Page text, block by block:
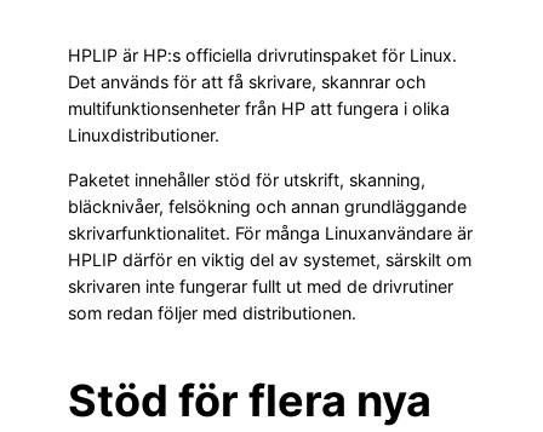
HPLIP är HP:s officiella drivrutinspaket för Linux.
Det används för att få skrivare, skannrar och
multifunktionsenheter från HP att fungera i olika
Linuxdistributioner.
Paketet innehåller stöd för utskrift, skanning,
bläcknivåer, felsökning och annan grundläggande
skrivarfunktionalitet. För många Linuxanvändare är
HPLIP därför en viktig del av systemet, särskilt om
skrivaren inte fungerar fullt ut med de drivrutiner
som redan följer med distributionen.
Stöd för flera nya